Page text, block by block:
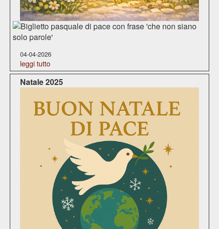
04-04-2026
leggi tutto
Natale 2025